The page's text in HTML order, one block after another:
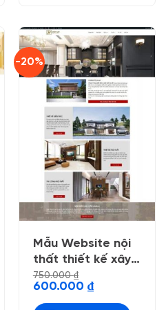
-20%
Mẫu Website nội
thất thiết kế xây
dựng 01
750.000₫
Giá
là:
600.000 ₫Giá
hiện
tại